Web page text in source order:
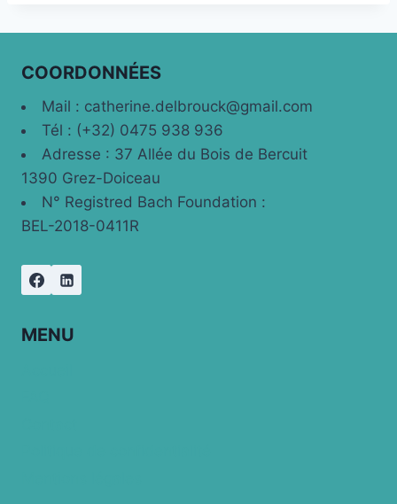
COORDONNÉES
Mail : catherine.delbrouck@gmail.com
Tél : (+32) 0475 938 936
Adresse : 37 Allée du Bois de Bercuit
1390 Grez-Doiceau
N° Registred Bach Foundation :
BEL-2018-0411R
MENU